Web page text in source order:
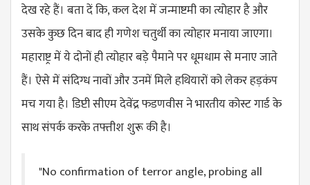
देख रहे हैं। बता दें कि, कल देश में जन्माष्टमी का त्योहार है और
उसके कुछ दिन बाद ही गणेश चतुर्थी का त्योहार मनाया जाएगा।
महाराष्ट्र में ये दोनों ही त्योहार बड़े पैमाने पर धूमधाम से मनाए जाते
हैं। ऐसे में संदिग्ध नावों और उनमें मिले हथियारों को लेकर हड़कंप
मच गया है। डिप्टी सीएम देवेंद्र फडणवीस ने भारतीय कोस्ट गार्ड के
साथ संपर्क करके तफ्तीश शुरू की है।
"No confirmation of terror angle, probing all